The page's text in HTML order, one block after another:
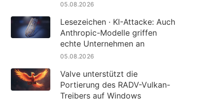
05.08.2026
Lesezeichen · KI-Attacke: Auch
Anthropic-Modelle griffen
echte Unternehmen an
05.08.2026
Valve unterstützt die
Portierung des RADV-Vulkan-
Treibers auf Windows